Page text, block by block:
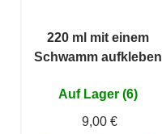
220 ml mit einem
Schwamm aufkleben
Auf Lager (6)
9,00 €